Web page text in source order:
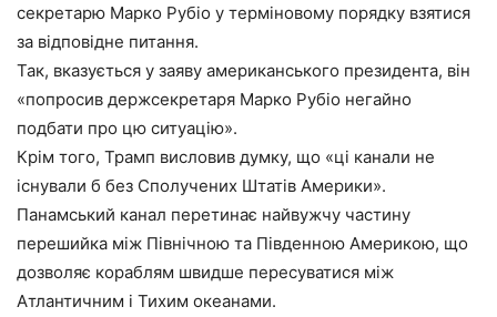
секретарю Марко Рубіо у терміновому порядку взятися
за відповідне питання.
Так, вказується у заяву американського президента, він
«попросив держсекретаря Марко Рубіо негайно
подбати про цю ситуацію».
Крім того, Трамп висловив думку, що «ці канали не
існували б без Сполучених Штатів Америки».
Панамський канал перетинає найвужчу частину
перешийка між Північною та Південною Америкою, що
дозволяє кораблям швидше пересуватися між
Атлантичним і Тихим океанами.